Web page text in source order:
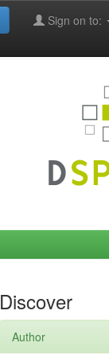
Sign on to:
Discover
Author